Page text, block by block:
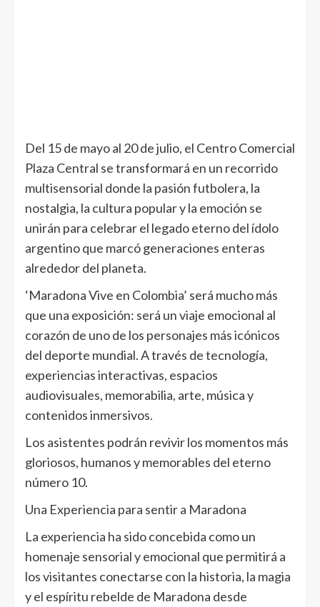
Del 15 de mayo al 20 de julio, el Centro Comercial
Plaza Central se transformará en un recorrido
multisensorial donde la pasión futbolera, la
nostalgia, la cultura popular y la emoción se
unirán para celebrar el legado eterno del ídolo
argentino que marcó generaciones enteras
alrededor del planeta.
‘Maradona Vive en Colombia’ será mucho más
que una exposición: será un viaje emocional al
corazón de uno de los personajes más icónicos
del deporte mundial. A través de tecnología,
experiencias interactivas, espacios
audiovisuales, memorabilia, arte, música y
contenidos inmersivos.
Los asistentes podrán revivir los momentos más
gloriosos, humanos y memorables del eterno
número 10.
Una Experiencia para sentir a Maradona
La experiencia ha sido concebida como un
homenaje sensorial y emocional que permitirá a
los visitantes conectarse con la historia, la magia
y el espíritu rebelde de Maradona desde